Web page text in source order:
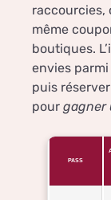
raccourcies,
même
boutiques.
envies
puis
pour gagner
PASS